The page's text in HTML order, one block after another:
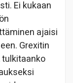
Ei kukaan
ajaisi
Grexitin